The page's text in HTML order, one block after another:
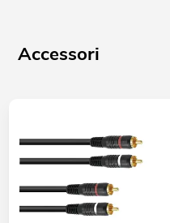
Accessori